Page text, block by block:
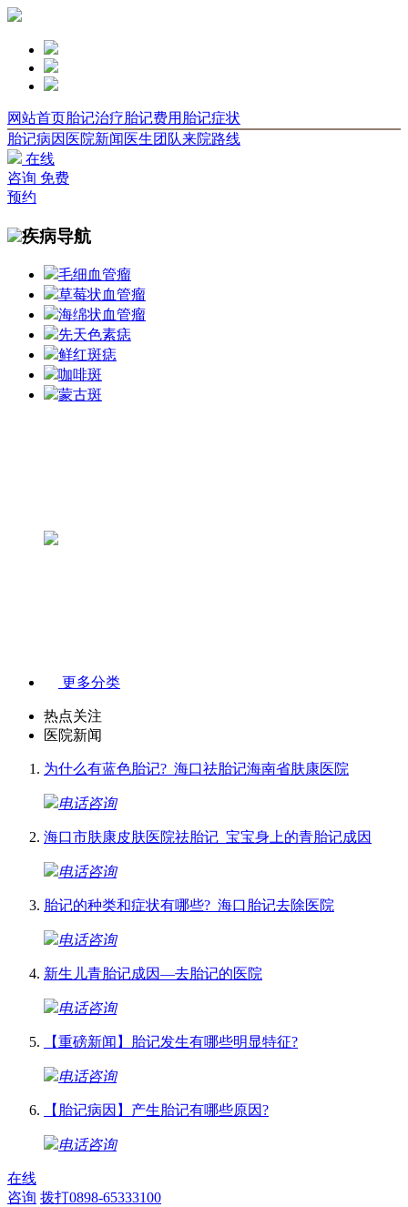
网站首页胎记治疗胎记费用 胎记症状
胎记病因 医院新闻 医生团队来院路线
在线
咨询 免费
预约
疾病导航
毛细血管瘤
草莓状血管瘤
海绵状血管瘤
先天色素痣
鲜红斑痣
咖啡斑
蒙古斑
更多分类
热点关注
医院新闻
为什么有蓝色胎记?_海口祛胎记海南省肤康医院
电话咨询
海口市肤康皮肤医院祛胎记_宝宝身上的青胎记成因
电话咨询
胎记的种类和症状有哪些?_海口胎记去除医院
电话咨询
新生儿青胎记成因—去胎记的医院
电话咨询
【重磅新闻】胎记发生有哪些明显特征?
电话咨询
【胎记病因】产生胎记有哪些原因?
电话咨询
在线
咨询 拨打0898-65333100